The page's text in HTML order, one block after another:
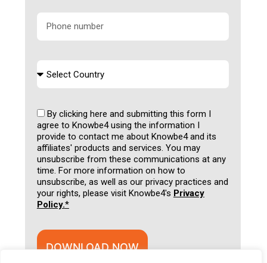
By clicking here and submitting this form I
agree to Knowbe4 using the information I
provide to contact me about Knowbe4 and its
affiliates' products and services. You may
unsubscribe from these communications at any
time. For more information on how to
unsubscribe, as well as our privacy practices and
your rights, please visit Knowbe4's Privacy
Policy.*
DOWNLOAD NOW